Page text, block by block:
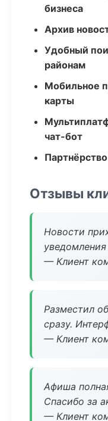
бизнеса
Архив
Удобный
районам
Мобильное
карты
чат-бот
Отзывы
Новости
— Клиент
Разместил
сразу.
— Клиент
Афиша
Спасибо за
— Клиент